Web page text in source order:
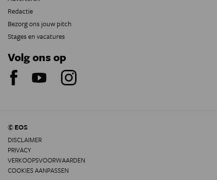
Redactie
Bezorg ons jouw pitch
Stages en vacatures
Volg ons op
© EOS
DISCLAIMER
PRIVACY
VERKOOPSVOORWAARDEN
COOKIES AANPASSEN